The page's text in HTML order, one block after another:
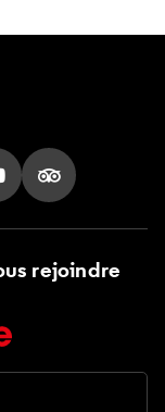
X sur LinkedIn
nous sur
Suivez nous
rejoindre